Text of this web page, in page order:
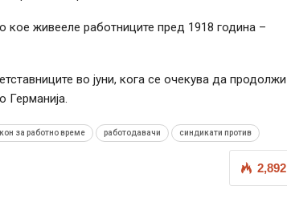
живееле работниците пред 1918 година –
во јуни, кога се очекува да продолжи
за работно време работодавачи синдикати против
2,892